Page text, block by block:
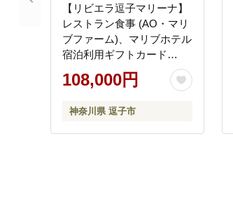
【リビエラ逗子マリーナ】
レストラン食事 (AO・マリ
ブファーム)、マリブホテル
宿泊利用ギフトカード
C〈30,000円分〉
108,000円
神奈川県 逗子市